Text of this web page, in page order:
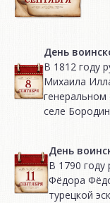
День
В 1812 году
Михаила
генеральном
селе
День
В 1790 году
Фёдора
турецкой